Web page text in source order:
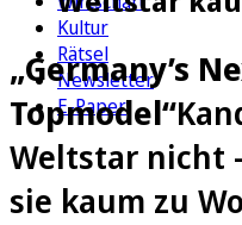
Kultur
Rätsel
Newsletter
E-Paper
„Germany’s
Topmodel“
Weltstar nicht
sie kaum zu